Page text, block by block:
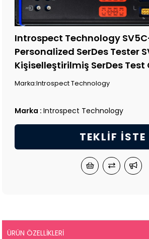
Introspect Technology
Personalized SerDes Tester
Kişiselleştirilmiş SerDes Test
Marka:Introspect Technology
Marka : Introspect Technology
TEKLIF İSTE
ÜRÜN ÖZELLIKLERI